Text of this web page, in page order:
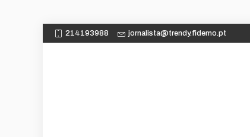
214193988 jornalista@trendy.fidemo.pt